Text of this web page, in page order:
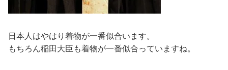
日本人はやはり着物が一番似合います。
もちろん稲田大臣も着物が一番似合っていますね。